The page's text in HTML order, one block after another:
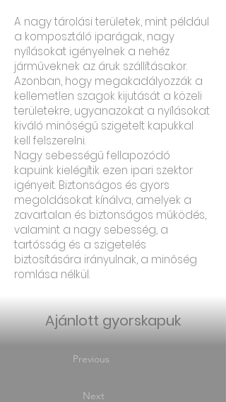
A nagy tárolási területek, mint például
a komposztáló iparágak, nagy
nyílásokat igényelnek a nehéz
járműveknek az áruk szállításakor.
Azonban, hogy megakadályozzák a
kellemetlen szagok kijutását a közeli
területekre, ugyanazokat a nyílásokat
kiváló minőségű szigetelt kapukkal
kell felszerelni.
Nagy sebességű fellapozódó
kapuink kielégítik ezen ipari szektor
igényeit. Biztonságos és gyors
megoldásokat kínálva, amelyek a
zavartalan és biztonságos működés,
valamint a nagy sebesség, a
tartósság és a szigetelés
biztosítására irányulnak, a minőség
romlása nélkül.
Ajánlott gyorskapuk
Previous
Next